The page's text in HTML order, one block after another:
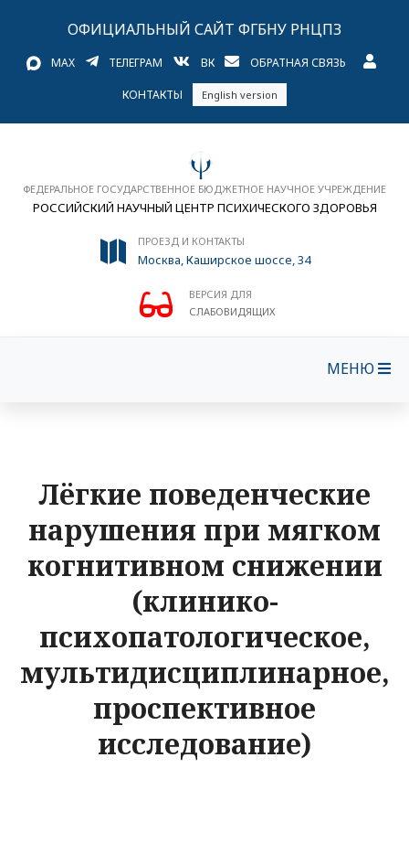
ОФИЦИАЛЬНЫЙ САЙТ ФГБНУ РНЦПЗ
MAX ТЕЛЕГРАМ ВК ОБРАТНАЯ СВЯЗЬ
КОНТАКТЫ English version
ФЕДЕРАЛЬНОЕ ГОСУДАРСТВЕННОЕ БЮДЖЕТНОЕ НАУЧНОЕ УЧРЕЖДЕНИЕ
РОССИЙСКИЙ НАУЧНЫЙ ЦЕНТР ПСИХИЧЕСКОГО ЗДОРОВЬЯ
ПРОЕЗД И КОНТАКТЫ
Москва, Каширское шоссе, 34
ВЕРСИЯ ДЛЯ
СЛАБОВИДЯЩИХ
МЕНЮ
Лёгкие поведенческие
нарушения при мягком
когнитивном снижении
(клинико-
психопатологическое,
мультидисциплинарное,
проспективное
исследование)